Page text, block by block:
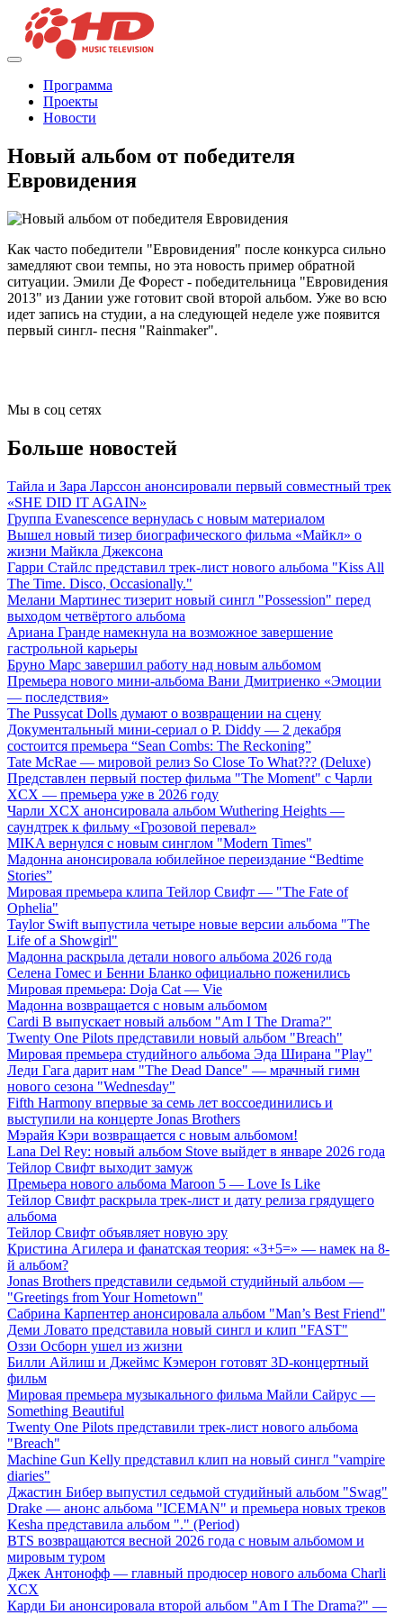
Программа
Проекты
Новости
Новый альбом от победителя
Евровидения
Как часто победители "Евровидения" после конкурса сильно
замедляют свои темпы, но эта новость пример обратной
ситуации. Эмили Де Форест - победительница "Евровидения
2013" из Дании уже готовит свой второй альбом. Уже во всю
идет запись на студии, а на следующей неделе уже появится
первый сингл- песня "Rainmaker".
Мы в соц сетях
Больше новостей
Тайла и Зара Ларссон анонсировали первый совместный трек
«SHE DID IT AGAIN»
Группа Evanescence вернулась с новым материалом
Вышел новый тизер биографического фильма «Майкл» о
жизни Майкла Джексона
Гарри Стайлс представил трек-лист нового альбома "Kiss All
The Time. Disco, Occasionally."
Мелани Мартинес тизерит новый сингл "Possession" перед
выходом четвёртого альбома
Ариана Гранде намекнула на возможное завершение
гастрольной карьеры
Бруно Марс завершил работу над новым альбомом
Премьера нового мини-альбома Вани Дмитриенко «Эмоции
— последствия»
The Pussycat Dolls думают о возвращении на сцену
Документальный мини-сериал о P. Diddy — 2 декабря
состоится премьера “Sean Combs: The Reckoning”
Tate McRae — мировой релиз So Close To What??? (Deluxe)
Представлен первый постер фильма "The Moment" с Чарли
XCX — премьера уже в 2026 году
Чарли XCX анонсировала альбом Wuthering Heights —
саундтрек к фильму «Грозовой перевал»
MIKA вернулся с новым синглом "Modern Times"
Мадонна анонсировала юбилейное переиздание “Bedtime
Stories”
Мировая премьера клипа Тейлор Свифт — "The Fate of
Ophelia"
Taylor Swift выпустила четыре новые версии альбома "The
Life of a Showgirl"
Мадонна раскрыла детали нового альбома 2026 года
Селена Гомес и Бенни Бланко официально поженились
Мировая премьера: Doja Cat — Vie
Мадонна возвращается с новым альбомом
Cardi B выпускает новый альбом "Am I The Drama?"
Twenty One Pilots представили новый альбом "Breach"
Мировая премьера студийного альбома Эда Ширана "Play"
Леди Гага дарит нам "The Dead Dance" — мрачный гимн
нового сезона "Wednesday"
Fifth Harmony впервые за семь лет воссоединились и
выступили на концерте Jonas Brothers
Мэрайя Кэри возвращается с новым альбомом!
Lana Del Rey: новый альбом Stove выйдет в январе 2026 года
Тейлор Свифт выходит замуж
Премьера нового альбома Maroon 5 — Love Is Like
Тейлор Свифт раскрыла трек-лист и дату релиза грядущего
альбома
Тейлор Свифт объявляет новую эру
Кристина Агилера и фанатская теория: «3+5=» — намек на 8-
й альбом?
Jonas Brothers представили седьмой студийный альбом —
"Greetings from Your Hometown"
Сабрина Карпентер анонсировала альбом "Man’s Best Friend"
Деми Ловато представила новый сингл и клип "FAST"
Оззи Осборн ушел из жизни
Билли Айлиш и Джеймс Кэмерон готовят 3D-концертный
фильм
Мировая премьера музыкального фильма Майли Сайрус —
Something Beautiful
Twenty One Pilots представили трек-лист нового альбома
"Breach"
Machine Gun Kelly представил клип на новый сингл "vampire
diaries"
Джастин Бибер выпустил седьмой студийный альбом "Swag"
Drake — анонс альбома "ICEMAN" и премьера новых треков
Kesha представила альбом "." (Period)
BTS возвращаются весной 2026 года с новым альбомом и
мировым туром
Джек Антонофф — главный продюсер нового альбома Charli
XCX
Карди Би анонсировала второй альбом "Am I The Drama?" —